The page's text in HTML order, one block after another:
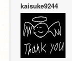
kaisuke9244